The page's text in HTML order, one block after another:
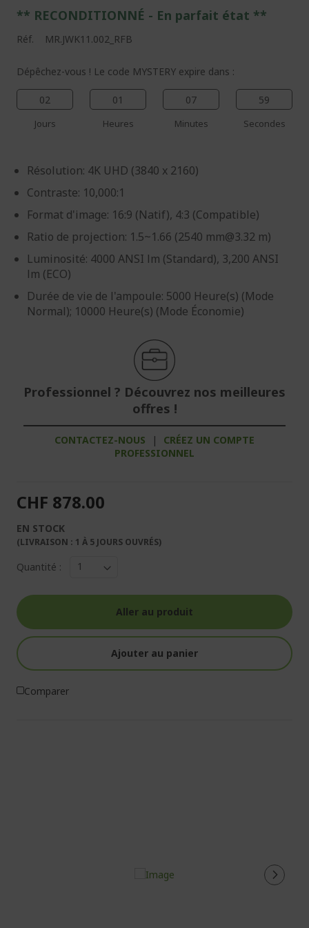
** RECONDITIONNÉ - En parfait état **
Réf. MR.JWK11.002_RFB
Dépêchez-vous ! Le code MYSTERY expire dans :
02
Jours
01
Heures
07
Minutes
59
Secondes
Résolution: 4K UHD (3840 x 2160)
Contraste: 10,000:1
Format d'image: 16:9 (Natif), 4:3 (Compatible)
Ratio de projection: 1.5~1.66 (2540 mm@3.32 m)
Luminosité: 4000 ANSI lm (Standard), 3,200 ANSI
lm (ECO)
Durée de vie de l'ampoule: 5000 Heure(s) (Mode
Normal); 10000 Heure(s) (Mode Économie)
Professionnel ? Découvrez nos meilleures
offres !
CONTACTEZ-NOUS |
CRÉEZ UN COMPTE
PROFESSIONNEL
CHF 878.00
EN STOCK
(LIVRAISON : 1 À 5 JOURS OUVRÉS)
Quantité :
Aller au produit
Ajouter au panier
Comparer